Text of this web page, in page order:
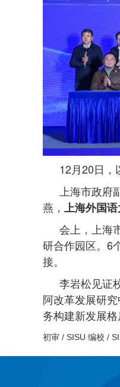
12月20日，
上海市政
燕， 上海外国
会上，上海
研合作园区。6
接。
李岩松见证
阿改革发展研
务构建新发展
初审 / SISU 编校 /